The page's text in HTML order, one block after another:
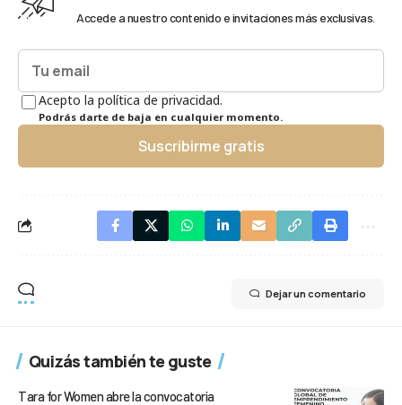
Accede a nuestro contenido e invitaciones más exclusivas.
Acepto la política de privacidad.
Podrás darte de baja en cualquier momento.
Suscribirme gratis
Dejar un comentario
Quizás también te guste
Tara for Women abre la convocatoria